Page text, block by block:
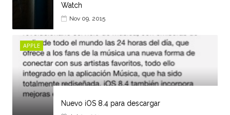
Watch
Nov 09, 2015
APPLE
Nuevo iOS 8.4 para descargar